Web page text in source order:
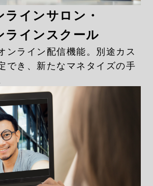
ラインサロン・
ラインスクール
ンライン配信機能。別途カス
でき、新たなマネタイズの手